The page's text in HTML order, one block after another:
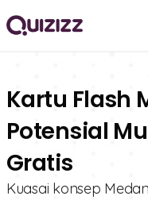
Kartu Flash
Potensial
Gratis
Kuasai konsep